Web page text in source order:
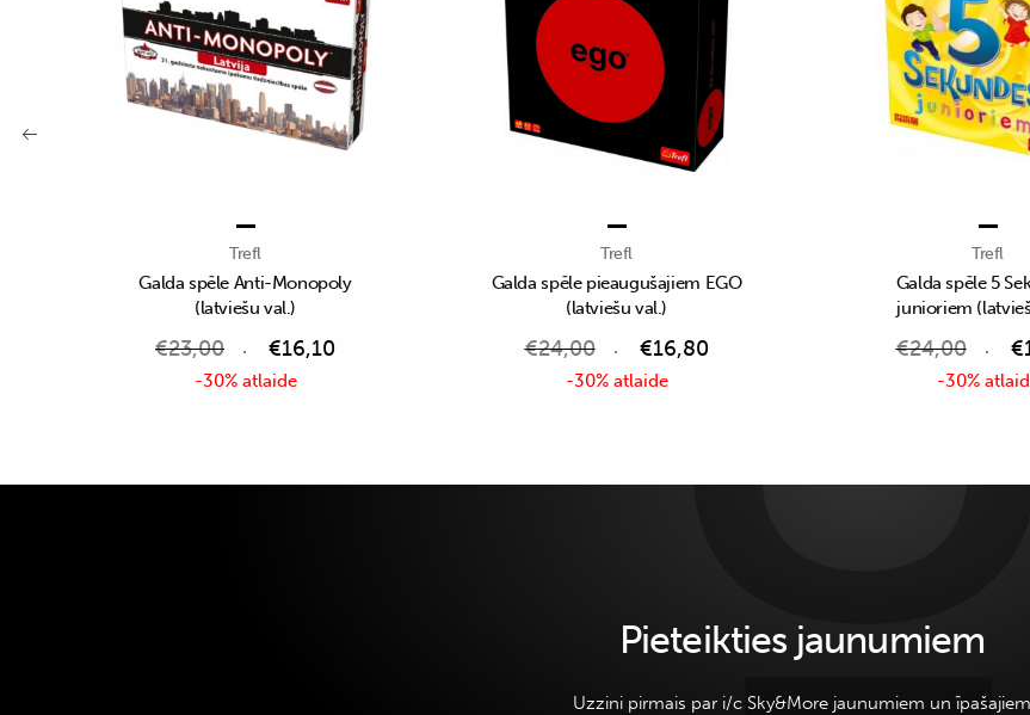
Trefl
Galda spēle Anti-Monopoly
(latviešu val.)
€23,00 €16,10
-30% atlaide
Trefl
Galda spēle pieaugušajiem EGO
(latviešu val.)
€24,00 €16,80
-30% atlaide
Trefl
Galda spēle 5
junioriem
€24,00 €
-30%
Pieteikties jaunumiem
Uzzini pirmais par i/c Sky&More jaunumiem un īpašajiem